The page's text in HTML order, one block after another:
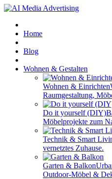
Home
Blog
Wohnen & Gestalten
Wohnen & Einrichten
Raumgestaltung,
Do it yourself (DIY)
Möbelprojekte zum
Technik & Smart
vernetztes Zuhause.
Garten & Balkon
Outdoor-Möbel &